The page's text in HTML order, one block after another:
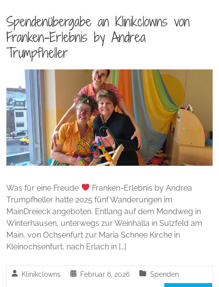
Spendenübergabe an Klinikclowns von
Franken-Erlebnis by Andrea
Trumpfheller
Was für eine Freude
Franken-Erlebnis by Andrea
Trumpfheller hatte 2025 fünf Wanderungen im
MainDreieck angeboten. Entlang auf dem Mondweg in
Winterhausen, unterwegs zur Weinhalla in Sulzfeld am
Main, von Ochsenfurt zur Maria Schnee Kirche in
Kleinochsenfurt, nach Erlach in […]
Klinikclowns Februar 6, 2026 Spenden